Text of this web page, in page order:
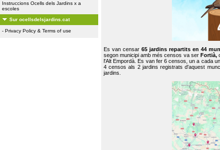
Instruccions Ocells dels Jardins x a
escoles
Sur ocellsdelsjardins.cat
- Privacy Policy & Terms of use
Es van censar65 jardins repartits en 44
segon municipi amb més censos va ser Fortià,
l'Alt Empordà. Es van fer 6 censos, un a cada
4 censos als 2 jardins registrats d'aquest
jardins.